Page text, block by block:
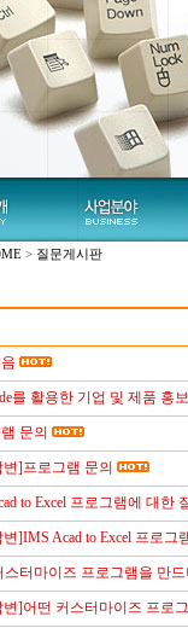
> 질문게시판
를 활용한 기업 및 제품 홍
문의
변]프로그램 문의
to Excel 프로그램에 대한
변]IMS Acad to Excel 프로그
스터마이즈 프로그램을 만드
변]어떤 커스터마이즈 프로